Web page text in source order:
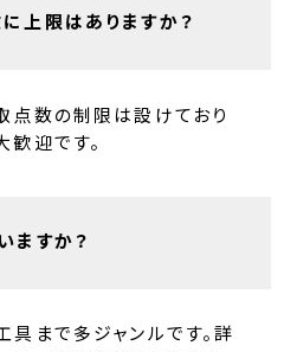
上限はありますか？
点数の制限は設けており
歓迎です。
ますか？
具まで多ジャンルです。詳